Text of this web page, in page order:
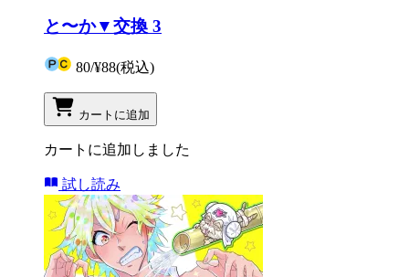
と〜か▼交換 3
80/¥88(税込)
カートに追加
カートに追加しました
試し読み